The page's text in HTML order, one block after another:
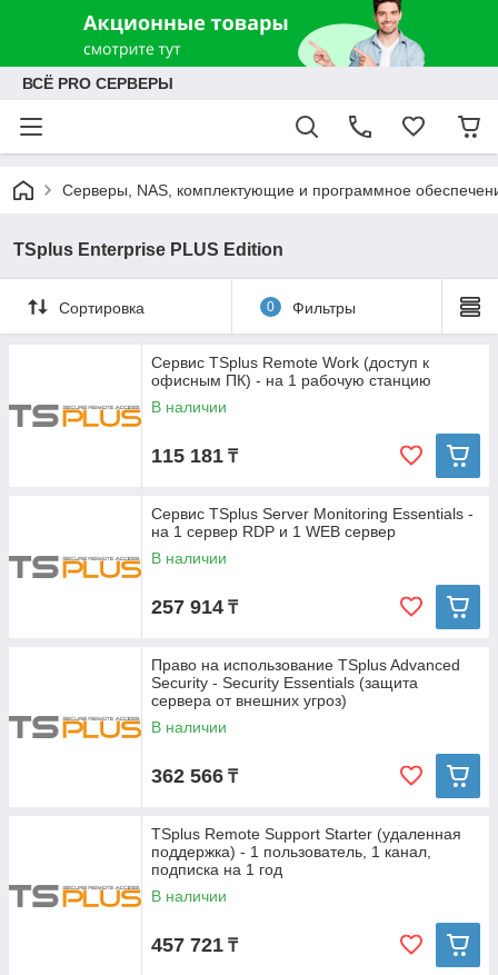
ВСЁ PRO СЕРВЕРЫ
Серверы, NAS, комплектующие и программное
TSplus Enterprise PLUS Edition
Сортировка 0 Фильтры
Сервис TSplus Remote Work (доступ к
офисным ПК) - на 1 рабочую станцию
В наличии
115 181 ₸
Сервис TSplus Server Monitoring Essentials -
на 1 сервер RDP и 1 WEB сервер
В наличии
257 914 ₸
Право на использование TSplus Advanced
Security - Security Essentials (защита
сервера от внешних угроз)
В наличии
362 566 ₸
TSplus Remote Support Starter (удаленная
поддержка) - 1 пользователь, 1 канал,
подписка на 1 год
В наличии
457 721 ₸